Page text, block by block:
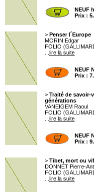
NEUF
Prix :
> Penser l´Europe
MORIN Edgar
FOLIO
lire la suite
NEUF
Prix :
> Traité de savoir-
générations
VANEIGEM Raoul
FOLIO
lire la suite
NEUF
Prix :
> Tibet, mort ou vif
DONNET Pierre-
FOLIO
lire la suite